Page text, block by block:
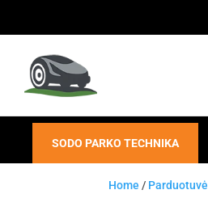
SODO PARKO TECHNIKA
Home / Parduotuvė